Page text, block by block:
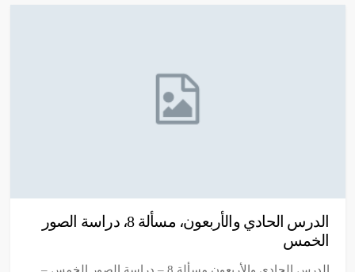
الدرس الحادي والأربعون، مسألة 8، دراسة الصور
الخمس